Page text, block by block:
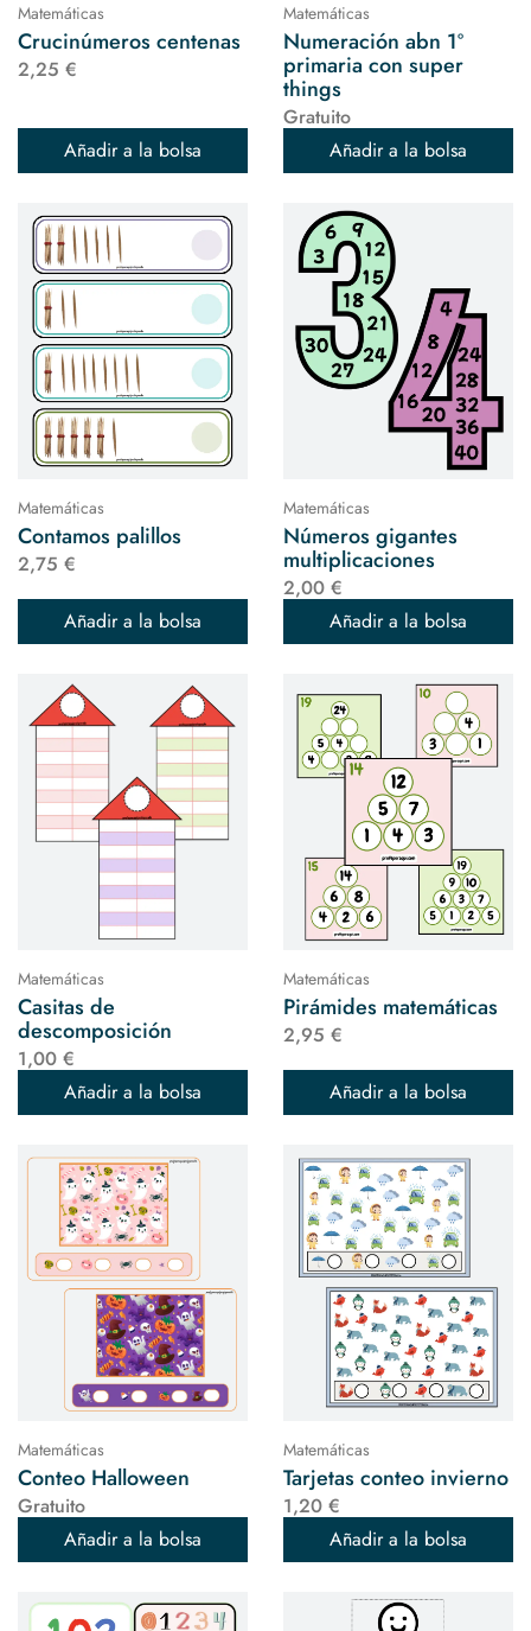
Matemáticas
Crucinúmeros centenas
2,25 €
Añadir a la bolsa
Matemáticas
Numeración abn 1º
primaria con super
things
Gratuito
Añadir a la bolsa
Matemáticas
Contamos palillos
2,75 €
Añadir a la bolsa
Matemáticas
Números gigantes
multiplicaciones
2,00 €
Añadir a la bolsa
Matemáticas
Casitas de
descomposición
1,00 €
Añadir a la bolsa
Matemáticas
Pirámides matemáticas
2,95 €
Añadir a la bolsa
Matemáticas
Conteo Halloween
Gratuito
Añadir a la bolsa
Matemáticas
Tarjetas conteo invierno
1,20 €
Añadir a la bolsa